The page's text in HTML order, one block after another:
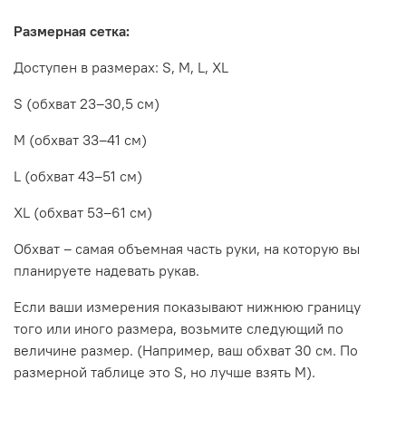
Размерная сетка:
Доступен в размерах: S, M, L, ХL
S (обхват 23–30,5 см)
M (обхват 33–41 см)
L (обхват 43–51 см)
XL (обхват 53–61 см)
Обхват – самая объемная часть руки, на которую вы
планируете надевать рукав.
Если ваши измерения показывают нижнюю границу
того или иного размера, возьмите следующий по
величине размер. (Например, ваш обхват 30 см. По
размерной таблице это S, но лучше взять M).